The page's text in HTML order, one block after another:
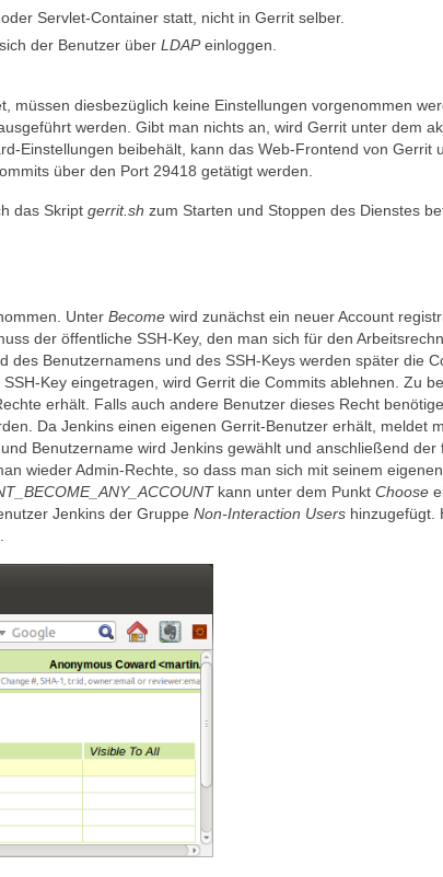
Servlet-Container statt, nicht in Gerrit selber.
der Benutzer über LDAPeinloggen.
diesbezüglich keine Einstellungen vorgenommen
werden. Gibt man nichts an, wird Gerrit unter dem
Einstellungen beibehält, kann das Web-Frontend von Gerrit
über den Port 29418 getätigt werden.
das Skript gerrit.sh zum Starten und Stoppen des Dienstes
Unter Become wird zunächst ein neuer Account
der öffentliche SSH-Key, den man sich für den
Benutzernamens und des SSH-Keys werden später die
Key eingetragen, wird Gerrit die Commits ablehnen. Zu
erhält. Falls auch andere Benutzer dieses Recht
Da Jenkins einen eigenen Gerrit-Benutzer erhält, meldet
Benutzername wird Jenkins gewählt und anschließend der
wieder Admin-Rechte, so dass man sich mit seinem eigenen
kann unter dem Punkt Choose
Jenkins der Gruppe Non-Interaction Users hinzugefügt.